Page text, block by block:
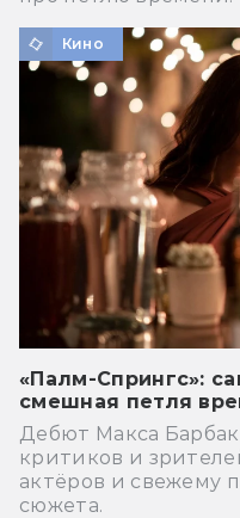
Кино
«Палм-Спрингс»:
смешная петля
Дебют Макса
критиков и
актёров и свежему
сюжета.